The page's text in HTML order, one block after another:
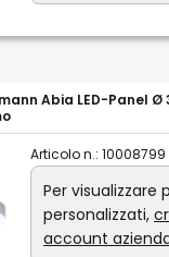
Abia LED-Panel Ø
Articolo n.: 10008799
Per visualizzare
personalizzati,
account